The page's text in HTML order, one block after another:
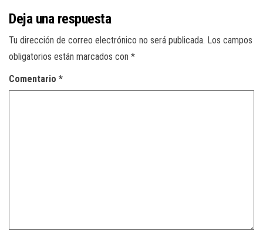
Deja una respuesta
Tu dirección de correo electrónico no será publicada. Los campos
obligatorios están marcados con *
Comentario *